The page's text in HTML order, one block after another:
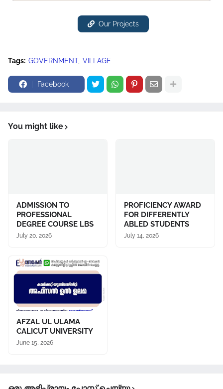
Our Projects
Tags: GOVERNMENT VILLAGE
Facebook
You might like
ADMISSION TO
PROFESSIONAL
DEGREE COURSE LBS
July 20, 2026
PROFICIENCY AWARD
FOR DIFFERENTLY
ABLED STUDENTS
July 14, 2026
AFZAL UL ULAMA
CALICUT UNIVERSITY
June 15, 2026